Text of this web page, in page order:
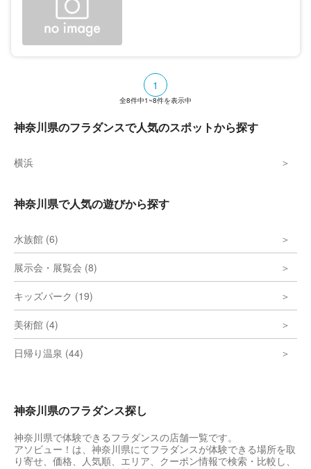
1
全8件中1~8件を表示中
神奈川県のフラダンスで人気のスポットから探す
横浜
神奈川県で人気の遊びから探す
水族館 (6)
展示会・展覧会 (8)
キッズパーク (19)
美術館 (4)
日帰り温泉 (44)
神奈川県のフラダンス探し
神奈川県で体験できるフラダンスの店舗一覧です。
アソビュー！は、神奈川県にてフラダンスが体験できる場所を取
り寄せ、価格、人気順、エリア、クーポン情報で検索・比較し、